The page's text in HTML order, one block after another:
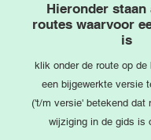
Hieronder staan
routes waarvoor
is
klik onder de route op de
een bijgewerkte versie
('t/m versie' betekend dat
wijziging in de gids is